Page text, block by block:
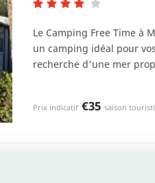
Le Camping Free Time à
un camping idéal pour
recherche d'une mer
Prix indicatif €35 saison